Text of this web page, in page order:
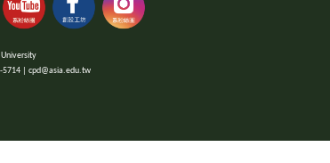
| cpd@asia.edu.tw